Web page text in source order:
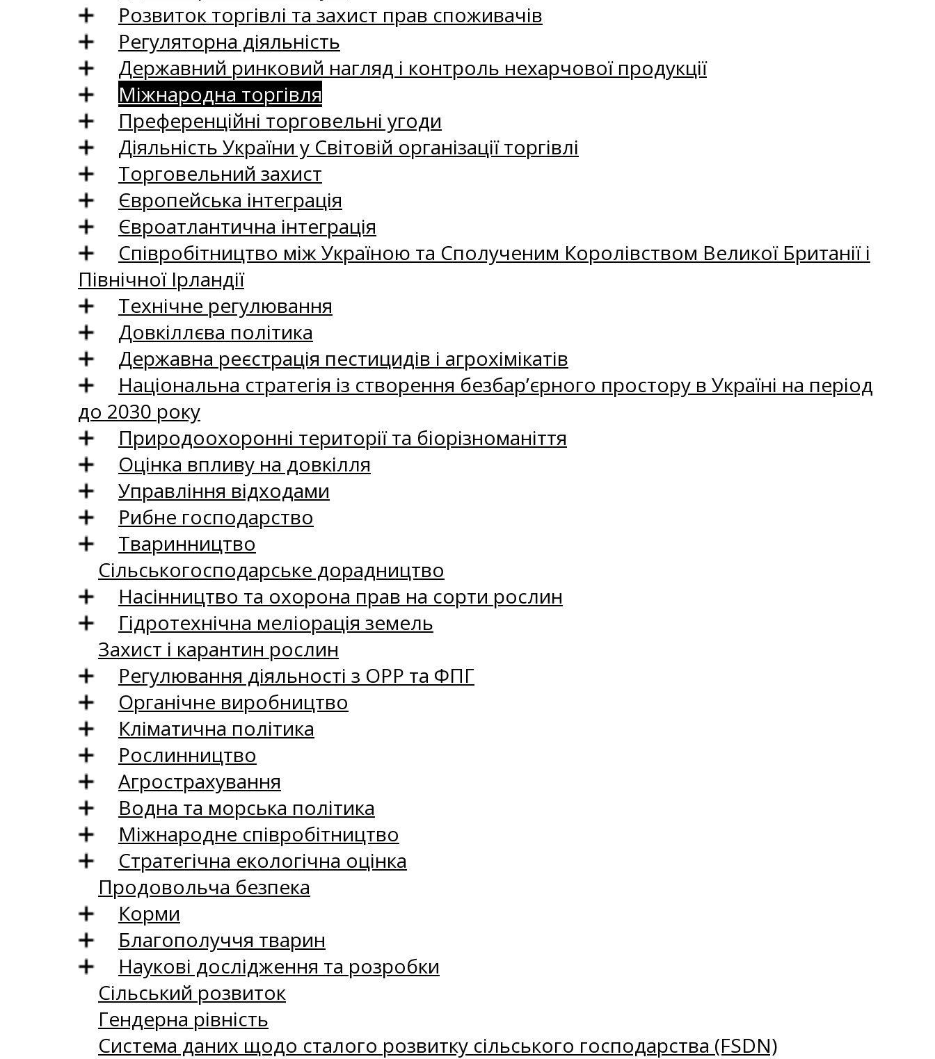
Розвиток торгівлі та захист прав споживачів
Регуляторна діяльність
Державний ринковий нагляд і контроль нехарчової продукції
Міжнародна торгівля
Преференційні торговельні угоди
Діяльність України у Світовій організації торгівлі
Торговельний захист
Європейська інтеграція
Євроатлантична інтеграція
Співробітництво між Україною та Сполученим Королівством Великої Британії і
Північної Ірландії
Технічне регулювання
Довкіллєва політика
Державна реєстрація пестицидів і агрохімікатів
Національна стратегія із створення безбар’єрного простору в Україні на період
до 2030 року
Природоохоронні території та біорізноманіття
Оцінка впливу на довкілля
Управління відходами
Рибне господарство
Тваринництво
Сільськогосподарське дорадництво
Насінництво та охорона прав на сорти рослин
Гідротехнічна меліорація земель
Захист і карантин рослин
Регулювання діяльності з ОРР та ФПГ
Органічне виробництво
Кліматична політика
Рослинництво
Агрострахування
Водна та морська політика
Міжнародне співробітництво
Стратегічна екологічна оцінка
Продовольча безпека
Корми
Благополуччя тварин
Наукові дослідження та розробки
Сільський розвиток
Гендерна рівність
Система даних щодо сталого розвитку сільського господарства (FSDN)